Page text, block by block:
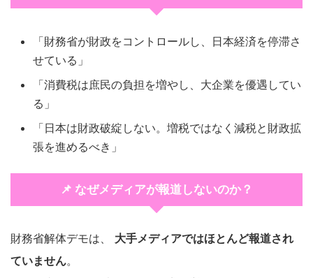
「財務省が財政をコントロールし、日本経済を停滞さ
せている」
「消費税は庶民の負担を増やし、大企業を優遇してい
る」
「日本は財政破綻しない。増税ではなく減税と財政拡
張を進めるべき」
📌 なぜメディアが報道しないのか？
財務省解体デモは、 大手メディアではほとんど報道され
ていません。